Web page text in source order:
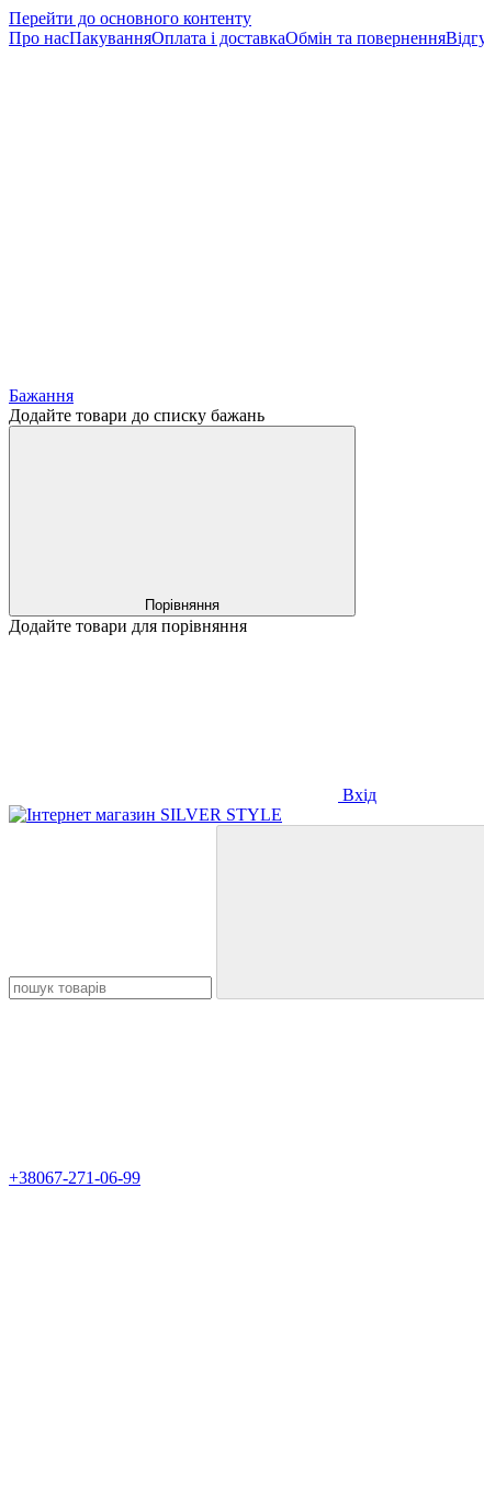
Перейти до основного контенту
Про насПакуванняОплата і доставкаОбмін та повернення
Бажання
Додайте товари до списку бажань
Порівняння
Додайте товари для порівняння
Вхід
+38067-271-06-99